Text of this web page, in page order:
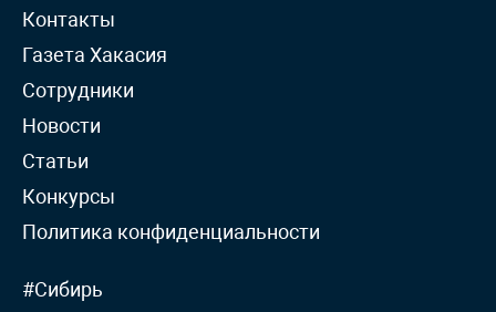
Контакты
Газета Хакасия
Сотрудники
Новости
Статьи
Конкурсы
Политика конфиденциальности
#Сибирь